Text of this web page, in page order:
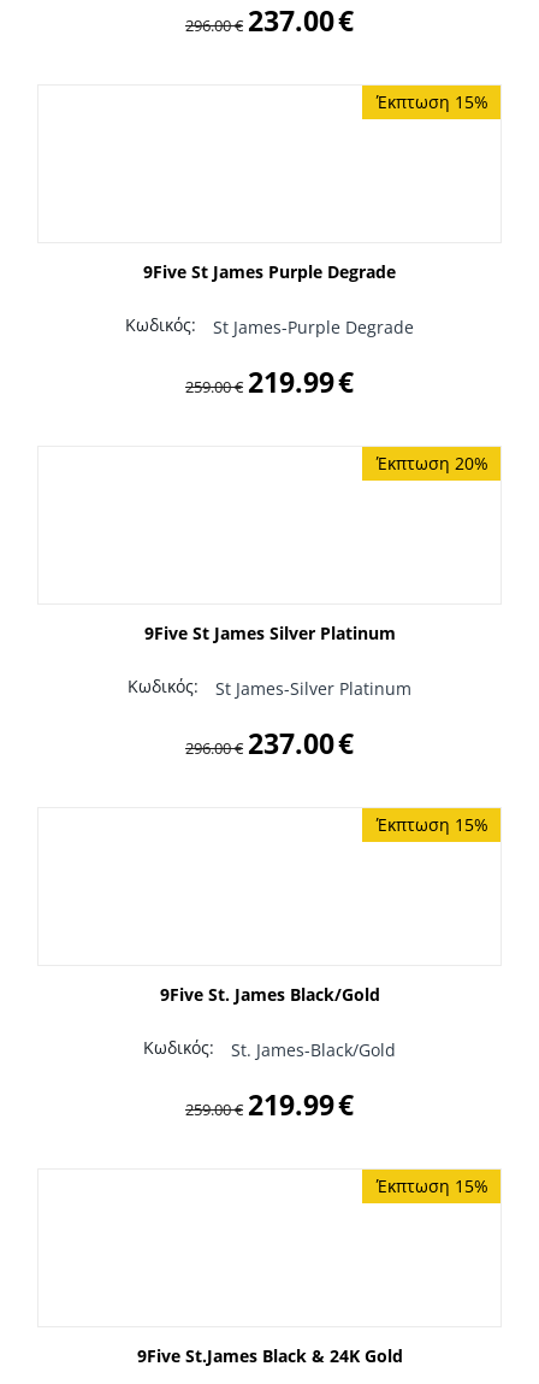
296.00€ 237.00€
Έκπτωση 15%
9Five St James Purple Degrade
Κωδικός: St James-Purple Degrade
259.00€ 219.99€
Έκπτωση 20%
9Five St James Silver Platinum
Κωδικός: St James-Silver Platinum
296.00€ 237.00€
Έκπτωση 15%
9Five St. James Black/Gold
Κωδικός: St. James-Black/Gold
259.00€ 219.99€
Έκπτωση 15%
9Five St.James Black & 24K Gold